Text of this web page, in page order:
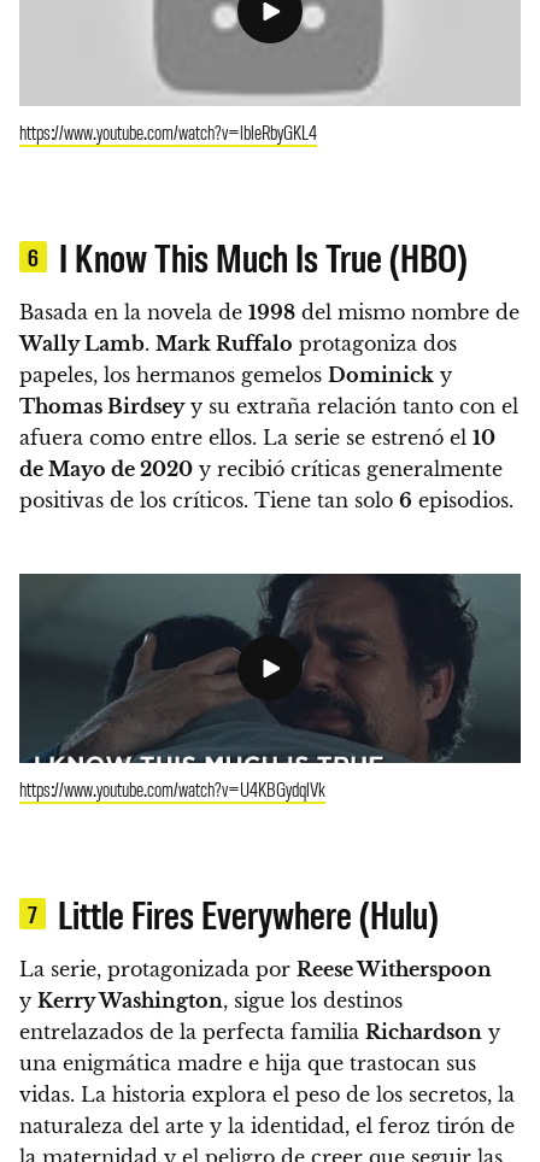
https://www.youtube.com/watch?v=lbleRbyGKL4
6 I Know This Much Is True (HBO)
Basada en la novela de 1998 del mismo nombre de
Wally Lamb. Mark Ruffalo protagoniza dos
papeles, los hermanos gemelos Dominick y
Thomas Birdseyy su extraña relación tanto con el
afuera como entre ellos. La serie se estrenó el 10
de Mayo de 2020 y recibió críticas generalmente
positivas de los críticos. Tiene tan solo 6 episodios.
https://www.youtube.com/watch?v=U4KBGydqlVk
7 Little Fires Everywhere (Hulu)
La serie, protagonizada por Reese Witherspoon
y Kerry Washington, sigue los destinos
entrelazados de la perfecta familia Richardson y
una enigmática madre e hija que trastocan sus
vidas. La historia explora el peso de los secretos, la
naturaleza del arte y la identidad, el feroz tirón de
la maternidad y el peligro de creer que seguir las